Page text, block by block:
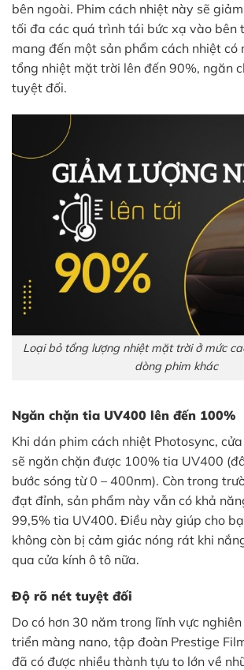
bên ngoài. Phim cách nhiệt này sẽ
tối đa các quá trình tái bức xạ vào bên
mang đến một sản phẩm cách nhiệt có
tổng nhiệt mặt trời lên đến 90%, ngăn
tuyệt đối.
Loại bỏ tổng lượng nhiệt mặt trời ở mức
dòng phim khác
Ngăn chặn tia UV400 lên đến 100%
Khi dán phim cách nhiệt Photosync,
sẽ ngăn chặn được 100% tia UV400
bước sóng từ 0 – 400nm). Còn trong
đạt đỉnh, sản phẩm này vẫn có khả
99,5% tia UV400. Điều này giúp cho
không còn bị cảm giác nóng rát khi
qua cửa kính ô tô nữa.
Độ rõ nét tuyệt đối
Do có hơn 30 năm trong lĩnh vực
triển màng nano, tập đoàn Prestige
đã có được nhiều thành tựu to lớn về